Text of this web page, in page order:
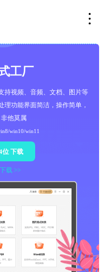
工厂
持视频、音频、文档、图片等
理功能界面简洁，操作简单，
他莫属
win10/win11
位 下载
载 >>